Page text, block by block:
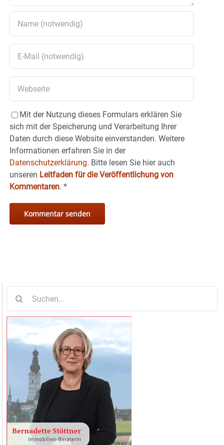
Mit der Nutzung dieses Formulars erklären Sie
sich mit der Speicherung und Verarbeitung Ihrer
Daten durch diese Website einverstanden. Weitere
Informationen erfahren Sie in der
Datenschutzerklärung. Bitte lesen Sie hier auch
unseren Leitfaden für die Veröffentlichung von
Kommentaren. *
nach: